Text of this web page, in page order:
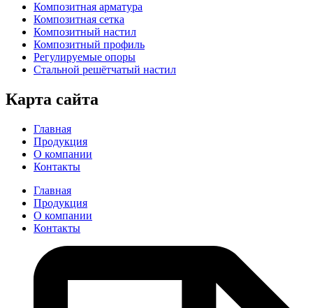
Композитная арматура
Композитная сетка
Композитный настил
Композитный профиль
Регулируемые опоры
Стальной решётчатый настил
Карта сайта
Главная
Продукция
О компании
Контакты
Главная
Продукция
О компании
Контакты